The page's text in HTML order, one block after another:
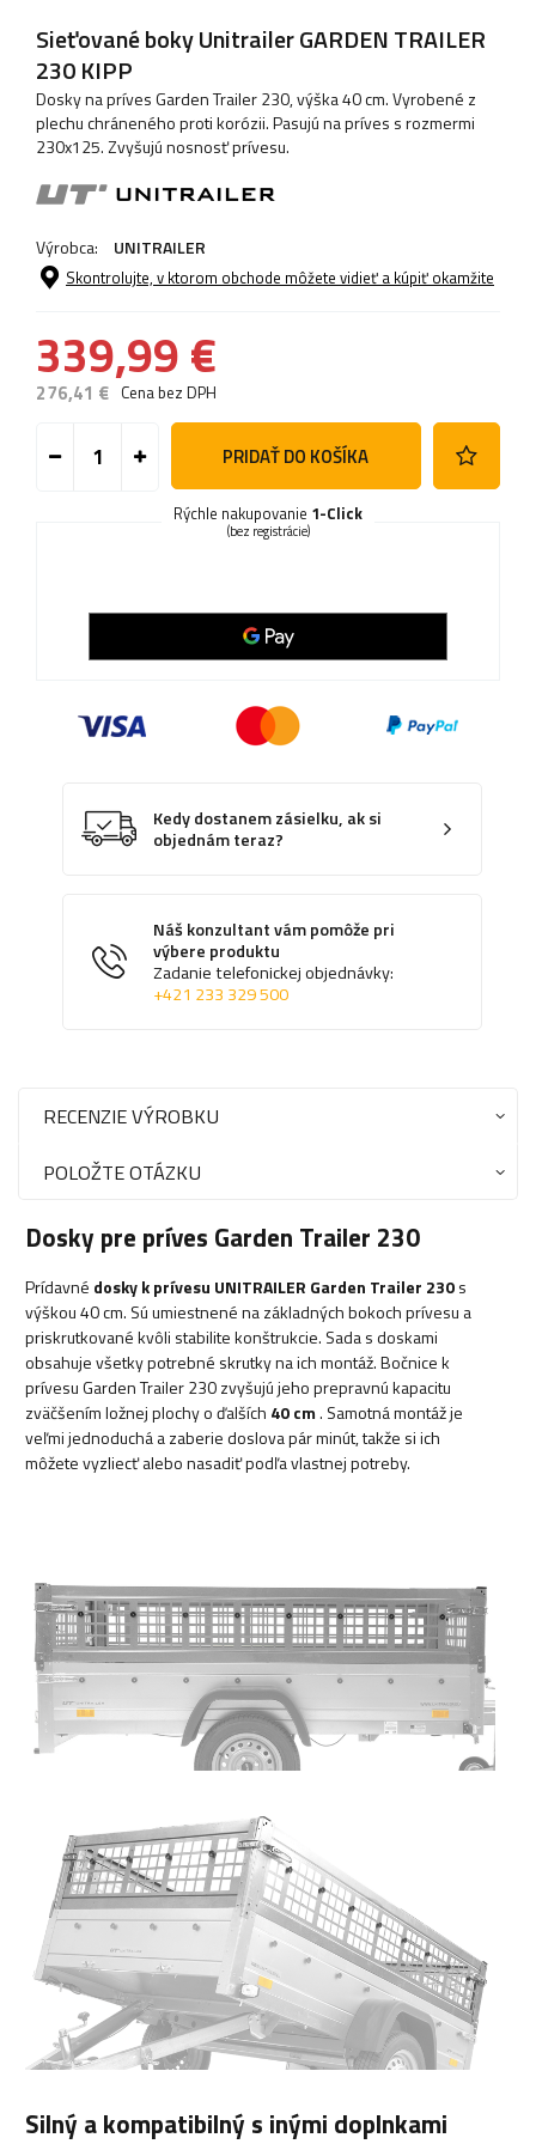
Sieťované boky Unitrailer GARDEN TRAILER
230 KIPP
Dosky na príves Garden Trailer 230, výška 40 cm. Vyrobené z
plechu chráneného proti korózii. Pasujú na príves s rozmermi
230x125. Zvyšujú nosnosť prívesu.
Výrobca: UNITRAILER
Skontrolujte, v ktorom obchode môžete vidieť a kúpiť okamžite
339,99 €
276,41 € Cena bez DPH
PRIDAŤ DO KOŠÍKA
Rýchle nakupovanie 1-Click
(bez registrácie)
Kedy dostanem zásielku, ak si
objednám teraz?
Náš konzultant vám pomôže pri
výbere produktu
Zadanie telefonickej objednávky:
+421 233 329 500
RECENZIE VÝROBKU
POLOŽTE OTÁZKU
Dosky pre príves Garden Trailer 230
Prídavné dosky k prívesu UNITRAILER Garden Trailer 230s
výškou 40 cm. Sú umiestnené na základných bokoch prívesu a
priskrutkované kvôli stabilite konštrukcie. Sada s doskami
obsahuje všetky potrebné skrutky na ich montáž. Bočnice k
prívesu Garden Trailer 230 zvyšujú jeho prepravnú kapacitu
zväčšením ložnej plochy o ďalších 40 cm. Samotná montáž je
veľmi jednoduchá a zaberie doslova pár minút, takže si ich
môžete vyzliecť alebo nasadiť podľa vlastnej potreby.
Silný a kompatibilný s inými doplnkami